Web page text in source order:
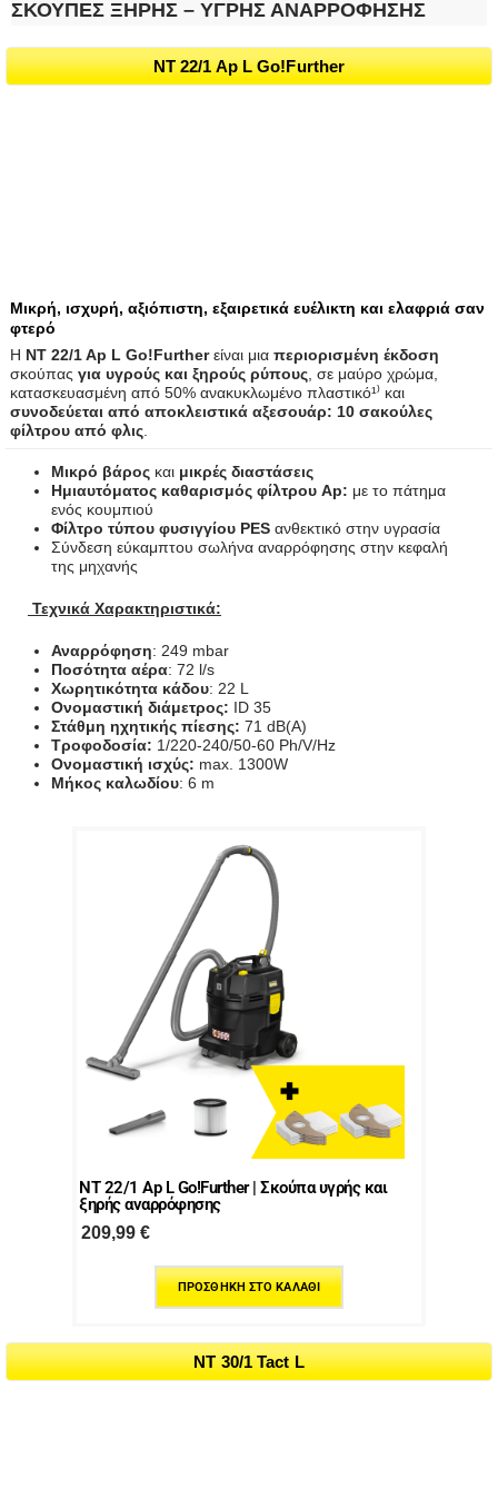
ΣΚΟΥΠΕΣ ΞΗΡΗΣ – ΥΓΡΗΣ ΑΝΑΡΡΟΦΗΣΗΣ
NT 22/1 Ap L Go!Further
Μικρή, ισχυρή, αξιόπιστη, εξαιρετικά ευέλικτη και ελαφριά σαν
φτερό
Η NT 22/1 Ap L Go!Furtherείναι μια περιορισμένη έκδοση
σκούπας για υγρούς και ξηρούς ρύπους, σε μαύρο χρώμα,
κατασκευασμένη από 50% ανακυκλωμένο πλαστικό¹⁾ και
συνοδεύεται από αποκλειστικά αξεσουάρ: 10 σακούλες
φίλτρου από φλις.
Μικρό βάροςκαι μικρές διαστάσεις
Ημιαυτόματος καθαρισμός φίλτρου Ap: με το πάτημα
ενός κουμπιού
Φίλτρο τύπου φυσιγγίου PESανθεκτικό στην υγρασία
Σύνδεση εύκαμπτου σωλήνα αναρρόφησης στην κεφαλή
της μηχανής
Τεχνικά Χαρακτηριστικά:
Αναρρόφηση: 249 mbar
Ποσότητα αέρα: 72 l/s
Χωρητικότητα κάδου: 22 L
Ονομαστική διάμετρος:
ID 35
Στάθμη ηχητικής πίεσης: 71 dB(A)
Τροφοδοσία: 1/220-240/50-60 Ph/V/Hz
Ονομαστική ισχύς: max. 1300W
Μήκος καλωδίου: 6 m
NT 22/1 Ap L Go!Further | Σκούπα υγρής και
ξηρής αναρρόφησης
209,99€
ΠΡΟΣΘΉΚΗ ΣΤΟ ΚΑΛΆΘΙ
NT 30/1 Tact L